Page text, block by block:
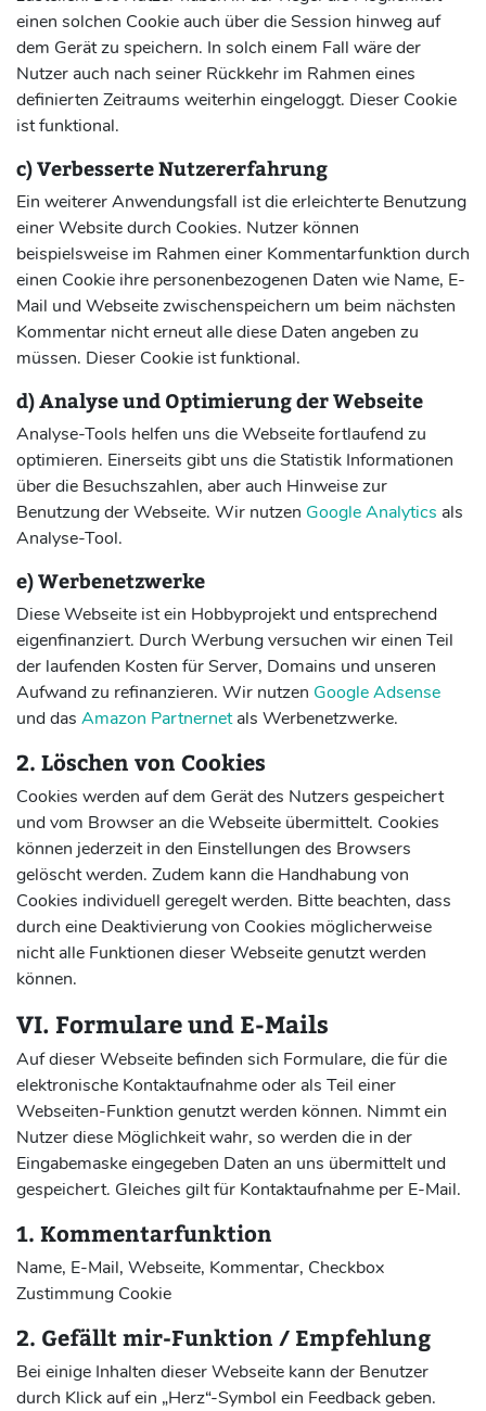
einen solchen Cookie auch über die Session hinweg auf
dem Gerät zu speichern. In solch einem Fall wäre der
Nutzer auch nach seiner Rückkehr im Rahmen eines
definierten Zeitraums weiterhin eingeloggt. Dieser Cookie
ist funktional.
c) Verbesserte Nutzererfahrung
Ein weiterer Anwendungsfall ist die erleichterte Benutzung
einer Website durch Cookies. Nutzer können
beispielsweise im Rahmen einer Kommentarfunktion durch
einen Cookie ihre personenbezogenen Daten wie Name, E-
Mail und Webseite zwischenspeichern um beim nächsten
Kommentar nicht erneut alle diese Daten angeben zu
müssen. Dieser Cookie ist funktional.
d) Analyse und Optimierung der Webseite
Analyse-Tools helfen uns die Webseite fortlaufend zu
optimieren. Einerseits gibt uns die Statistik Informationen
über die Besuchszahlen, aber auch Hinweise zur
Benutzung der Webseite. Wir nutzen Google Analytics als
Analyse-Tool.
e) Werbenetzwerke
Diese Webseite ist ein Hobbyprojekt und entsprechend
eigenfinanziert. Durch Werbung versuchen wir einen Teil
der laufenden Kosten für Server, Domains und unseren
Aufwand zu refinanzieren. Wir nutzen Google Adsense
und das Amazon Partnernetals Werbenetzwerke.
2. Löschen von Cookies
Cookies werden auf dem Gerät des Nutzers gespeichert
und vom Browser an die Webseite übermittelt. Cookies
können jederzeit in den Einstellungen des Browsers
gelöscht werden. Zudem kann die Handhabung von
Cookies individuell geregelt werden. Bitte beachten, dass
durch eine Deaktivierung von Cookies möglicherweise
nicht alle Funktionen dieser Webseite genutzt werden
können.
VI. Formulare und E-Mails
Auf dieser Webseite befinden sich Formulare, die für die
elektronische Kontaktaufnahme oder als Teil einer
Webseiten-Funktion genutzt werden können. Nimmt ein
Nutzer diese Möglichkeit wahr, so werden die in der
Eingabemaske eingegeben Daten an uns übermittelt und
gespeichert. Gleiches gilt für Kontaktaufnahme per E-Mail.
1. Kommentarfunktion
Name, E-Mail, Webseite, Kommentar, Checkbox
Zustimmung Cookie
2. Gefällt mir-Funktion / Empfehlung
Bei einige Inhalten dieser Webseite kann der Benutzer
durch Klick auf ein „Herz“-Symbol ein Feedback geben.